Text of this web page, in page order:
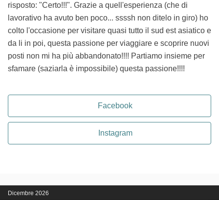
risposto: "Certo!!!". Grazie a quell'esperienza (che di
lavorativo ha avuto ben poco... ssssh non ditelo in giro) ho
colto l'occasione per visitare quasi tutto il sud est asiatico e
da li in poi, questa passione per viaggiare e scoprire nuovi
posti non mi ha più abbandonato!!!! Partiamo insieme per
sfamare (saziarla è impossibile) questa passione!!!!
Facebook
Instagram
Dicembre 2026